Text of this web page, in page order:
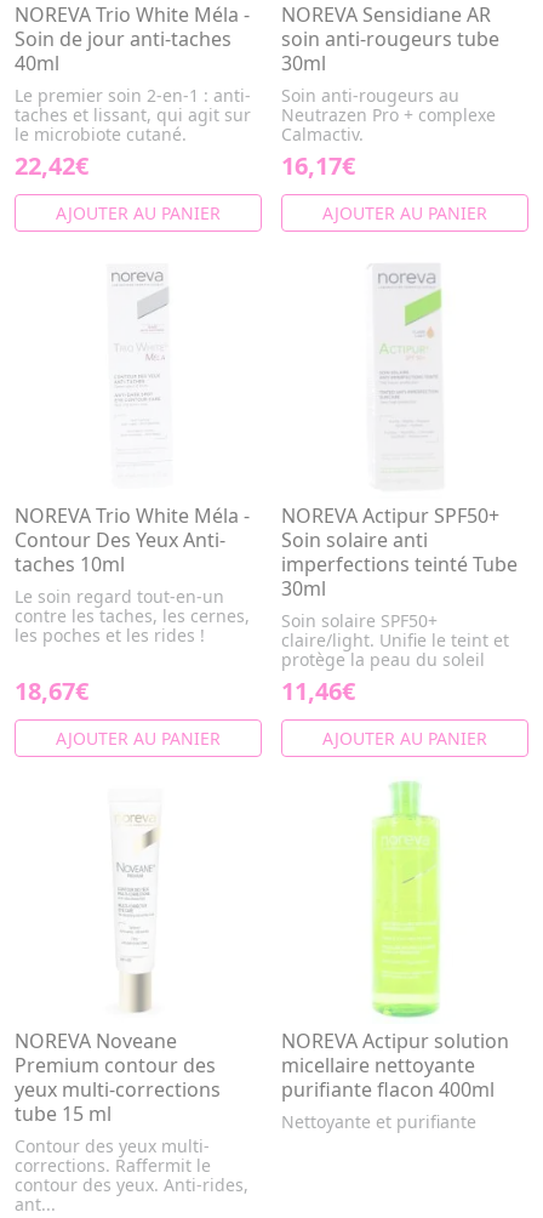
NOREVA Trio White Méla -
Soin de jour anti-taches
40ml
Le premier soin 2-en-1 : anti-
taches et lissant, qui agit sur
le microbiote cutané.
22,42€
AJOUTER AU PANIER
NOREVA Sensidiane AR
soin anti-rougeurs tube
30ml
Soin anti-rougeurs au
Neutrazen Pro + complexe
Calmactiv.
16,17€
AJOUTER AU PANIER
NOREVA Trio White Méla -
Contour Des Yeux Anti-
taches 10ml
Le soin regard tout-en-un
contre les taches, les cernes,
les poches et les rides !
18,67€
AJOUTER AU PANIER
NOREVA Actipur SPF50+
Soin solaire anti
imperfections teinté Tube
30ml
Soin solaire SPF50+
claire/light. Unifie le teint et
protège la peau du soleil
11,46€
AJOUTER AU PANIER
NOREVA Noveane
Premium contour des
yeux multi-corrections
tube 15 ml
Contour des yeux multi-
corrections. Raffermit le
contour des yeux. Anti-rides,
ant...
NOREVA Actipur solution
micellaire nettoyante
purifiante flacon 400ml
Nettoyante et purifiante